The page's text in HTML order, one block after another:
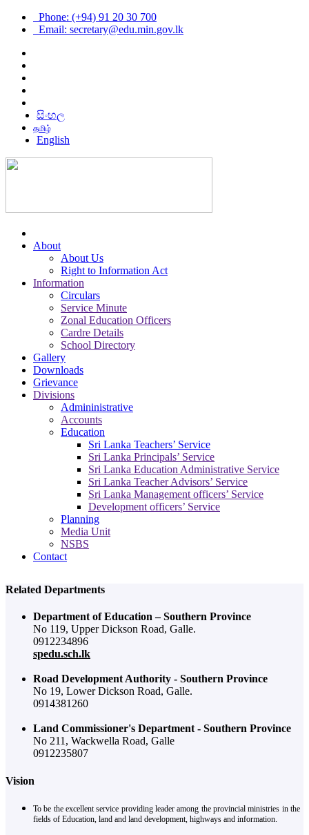
Phone: (+94) 91 20 30 700
Email: secretary@edu.min.gov.lk
සිංහල
தமிழ்
English
About
About Us
Right to Information Act
Information
Circulars
Service Minute
Zonal Education Officers
Cardre Details
School Directory
Gallery
Downloads
Grievance
Divisions
Admininistrative
Accounts
Education
Sri Lanka Teachers’ Service
Sri Lanka Principals’ Service
Sri Lanka Education Administrative Service
Sri Lanka Teacher Advisors’ Service
Sri Lanka Management officers’ Service
Development officers’ Service
Planning
Media Unit
NSBS
Contact
Related Departments
Department of Education – Southern Province
No 119, Upper Dickson Road, Galle.
0912234896
spedu.sch.lk
Road Development Authority - Southern Province
No 19, Lower Dickson Road, Galle.
0914381260
Land Commissioner's Department - Southern Province
No 211, Wackwella Road, Galle
0912235807
Vision
To be the excellent service providing leader among the provincial ministries in the
fields of Education, land and land development, highways and information.